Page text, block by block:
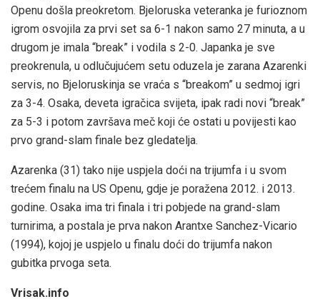
Openu došla preokretom. Bjeloruska veteranka je furioznom
igrom osvojila za prvi set sa 6-1 nakon samo 27 minuta, a u
drugom je imala “break” i vodila s 2-0. Japanka je sve
preokrenula, u odlučujućem setu oduzela je zarana Azarenki
servis, no Bjeloruskinja se vraća s “breakom” u sedmoj igri
za 3-4. Osaka, deveta igračica svijeta, ipak radi novi “break”
za 5-3 i potom završava meč koji će ostati u povijesti kao
prvo grand-slam finale bez gledatelja.
Azarenka (31) tako nije uspjela doći na trijumfa i u svom
trećem finalu na US Openu, gdje je poražena 2012. i 2013.
godine. Osaka ima tri finala i tri pobjede na grand-slam
turnirima, a postala je prva nakon Arantxe Sanchez-Vicario
(1994), kojoj je uspjelo u finalu doći do trijumfa nakon
gubitka prvoga seta.
Vrisak.info